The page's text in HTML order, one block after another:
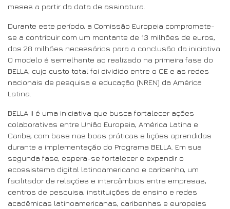
meses a partir da data de assinatura.
Durante este período, a Comissão Europeia compromete-
se a contribuir com um montante de 13 milhões de euros,
dos 28 milhões necessários para a conclusão da iniciativa.
O modelo é semelhante ao realizado na primeira fase do
BELLA, cujo custo total foi dividido entre o CE e as redes
nacionais de pesquisa e educação (NREN) da América
Latina.
BELLA II é uma iniciativa que busca fortalecer ações
colaborativas entre União Europeia, América Latina e
Caribe, com base nas boas práticas e lições aprendidas
durante a implementação do Programa BELLA. Em sua
segunda fase, espera-se fortalecer e expandir o
ecossistema digital latinoamericano e caribenho, um
facilitador de relações e intercâmbios entre empresas,
centros de pesquisa, instituições de ensino e redes
acadêmicas latinoamericanas, caribenhas e europeias